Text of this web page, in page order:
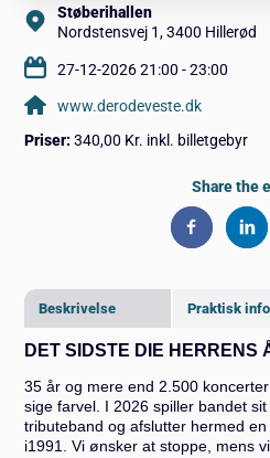
Beskrivelse Praktisk info
DET SIDSTE DIE HERRENS
35 år og mere end 2.500
sige farvel. I 2026 spiller bandet
tributeband og afslutter hermed
i1991. Vi ønsker at stoppe, mens
Støberihallen
Nordstensvej 1, 3400 Hillerød
27-12-2026 21:00 - 23:00
www.derodeveste.dk
Priser: 340,00 Kr. inkl. billetgebyr
Share the